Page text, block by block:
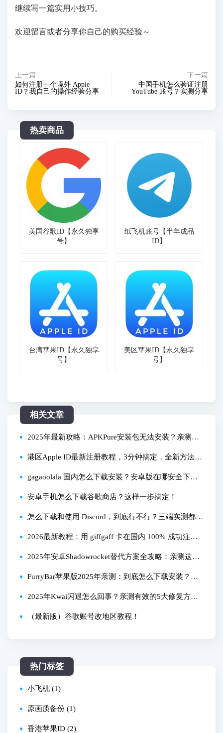
继续写一篇实用小技巧。
欢迎留言或者分享你自己的购买经验～
上一篇
如何注册一个境外 Apple
ID？我自己的操作经验分享
下一篇
中国手机怎么验证注册
YouTube 账号？实测分享
热卖商品
美国谷歌ID【永久独享
号】
纸飞机账号【半年成品
ID】
台湾苹果ID【永久独享
号】
美区苹果ID【永久独享
号】
相关文章
2025年最新攻略：APKPure安装包无法安装？亲测解
决这几种情况！
港区Apple ID最新注册教程，3分钟搞定，全新方法！
0门槛超简单，无需海外网络，无需海外手机号【外区
Apple ID注册方法二】
gagaoolala 国内怎么下载安装？安卓版在哪安全下
载？
安卓手机怎么下载谷歌商店？这样一步搞定！
怎么下载和使用 Discord，到底行不行？三端实测都能
搞定！
2026最新教程：用 giffgaff 卡在国内 100% 成功注册
Telegram
2025年安卓Shadowrocket替代方案全攻略：亲测这三
款工具最稳定
FurryBar苹果版2025年亲测：到底怎么下载安装？全
流程+常见问题解答
2025年Kwai闪退怎么回事？亲测有效的5大修复方法
全流程！
（最新版）谷歌账号改地区教程！
热门标签
小飞机 (1)
原画质备份 (1)
香港苹果ID (2)